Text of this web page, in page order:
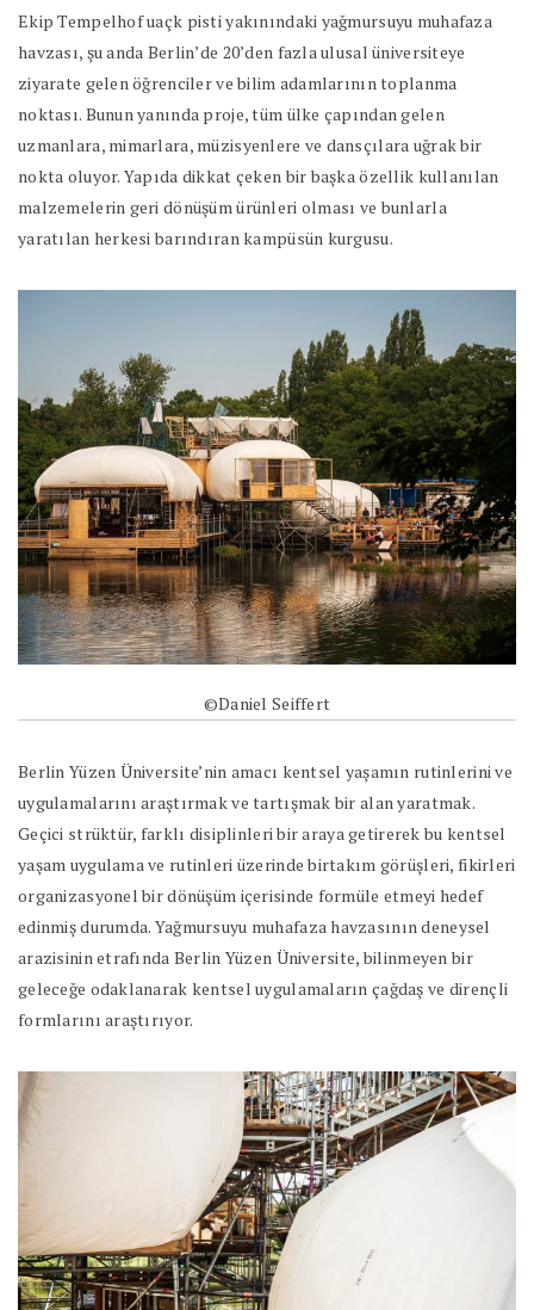
Ekip Tempelhof uaçk pisti yakınındaki yağmursuyu muhafaza
havzası, şu anda Berlin’de 20’den fazla ulusal üniversiteye
ziyarate gelen öğrenciler ve bilim adamlarının toplanma
noktası. Bunun yanında proje, tüm ülke çapından gelen
uzmanlara, mimarlara, müzisyenlere ve dansçılara uğrak bir
nokta oluyor. Yapıda dikkat çeken bir başka özellik kullanılan
malzemelerin geri dönüşüm ürünleri olması ve bunlarla
yaratılan herkesi barındıran kampüsün kurgusu.
©Daniel Seiffert
Berlin Yüzen Üniversite’nin amacı kentsel yaşamın rutinlerini ve
uygulamalarını araştırmak ve tartışmak bir alan yaratmak.
Geçici strüktür, farklı disiplinleri bir araya getirerek bu kentsel
yaşam uygulama ve rutinleri üzerinde birtakım görüşleri, fikirleri
organizasyonel bir dönüşüm içerisinde formüle etmeyi hedef
edinmiş durumda. Yağmursuyu muhafaza havzasının deneysel
arazisinin etrafında Berlin Yüzen Üniversite, bilinmeyen bir
geleceğe odaklanarak kentsel uygulamaların çağdaş ve dirençli
formlarını araştırıyor.